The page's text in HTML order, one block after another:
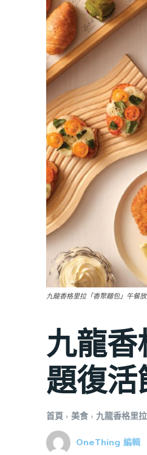
九龍香格里拉「香聚麵包」午餐
九龍
題復
首頁 美食 九龍香格里
OneThing 編輯